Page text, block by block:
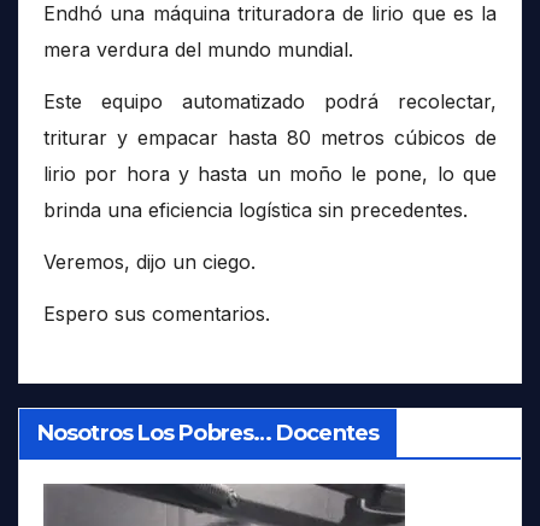
Endhó una máquina trituradora de lirio que es la
mera verdura del mundo mundial.
Este equipo automatizado podrá recolectar,
triturar y empacar hasta 80 metros cúbicos de
lirio por hora y hasta un moño le pone, lo que
brinda una eficiencia logística sin precedentes.
Veremos, dijo un ciego.
Espero sus comentarios.
Nosotros Los Pobres… Docentes